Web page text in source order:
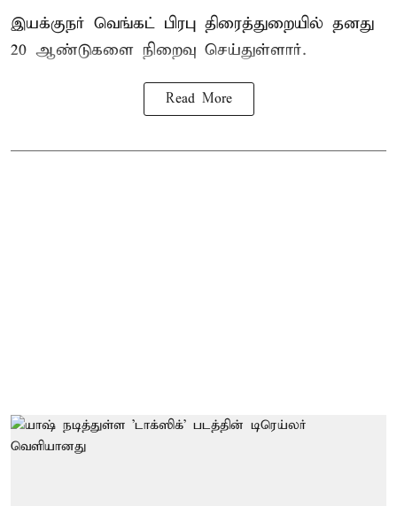
இயக்குநர் வெங்கட் பிரபு திரைத்துறையில் தனது
20 ஆண்டுகளை நிறைவு செய்துள்ளார்.
Read More